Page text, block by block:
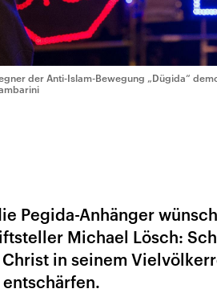
der Anti-Islam-Bewegung „Dügida“
Pegida-Anhänger
Michael Lösch:
in seinem